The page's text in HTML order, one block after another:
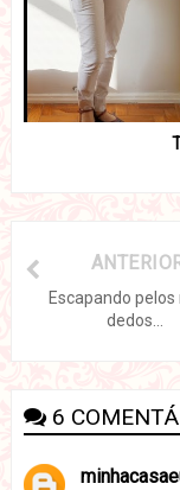
Escapando pelos
dedos...
6